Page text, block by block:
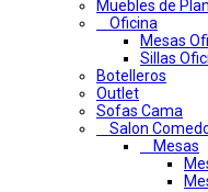
Muebles de
Oficina
Mesas
Sillas
Botelleros
Outlet
Sofas Cama
Salon
Mesas